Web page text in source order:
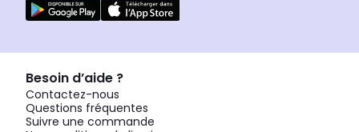
Besoin d’aide ?
Contactez-nous
Questions fréquentes
Suivre une commande